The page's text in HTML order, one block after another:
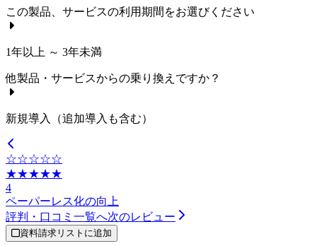
この製品、サービスの利用期間をお選びください
1年以上 ～ 3年未満
他製品・サービスからの乗り換えですか？
新規導入（追加導入も含む）
☆☆☆☆☆
★★★★★
4
ペーパーレス化の向上
評判・口コミ一覧へ次のレビュー
資料請求リストに追加